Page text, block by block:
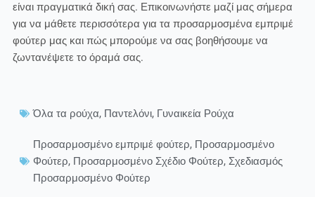
είναι πραγματικά δική σας. Επικοινωνήστε μαζί μας σήμερα
για να μάθετε περισσότερα για τα προσαρμοσμένα εμπριμέ
φούτερ μας και πώς μπορούμε να σας βοηθήσουμε να
ζωντανέψετε το όραμά σας.
Όλα τα ρούχα, Παντελόνι, Γυναικεία Ρούχα
Προσαρμοσμένο εμπριμέ φούτερ, Προσαρμοσμένο
Φούτερ, Προσαρμοσμένο Σχέδιο Φούτερ, Σχεδιασμός
Προσαρμοσμένο Φούτερ